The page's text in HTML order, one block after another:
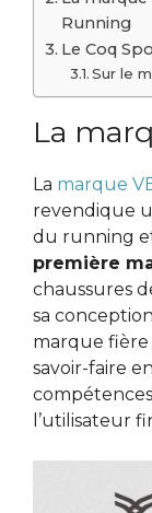
Running
Le Coq
Sur le
La
La marque
revendique
du running et
première
chaussures
sa
marque
savoir-faire
l’utilisateur